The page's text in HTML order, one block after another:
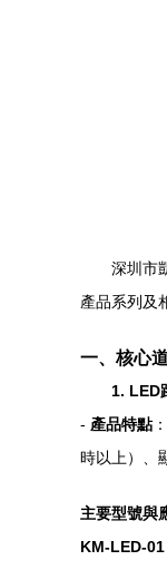
深圳市
產品系列及相
一、核心
1. LED
- 產品特點
時以上）、顯
主要型號與
KM-LED-01